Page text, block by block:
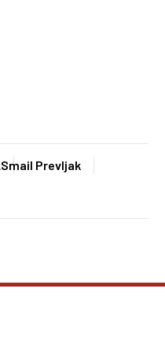
Smail Prevljak